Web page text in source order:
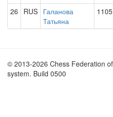
26
RUS Галанова
Татьяна
1105
© 2013-2026 Chess Federation
system. Build 0500